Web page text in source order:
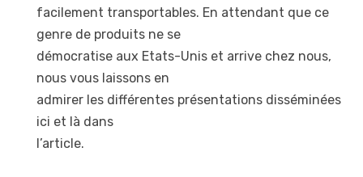
facilement transportables. En attendant que ce
genre de produits ne se
démocratise aux Etats-Unis et arrive chez nous,
nous vous laissons en
admirer les différentes présentations disséminées
ici et là dans
l’article.